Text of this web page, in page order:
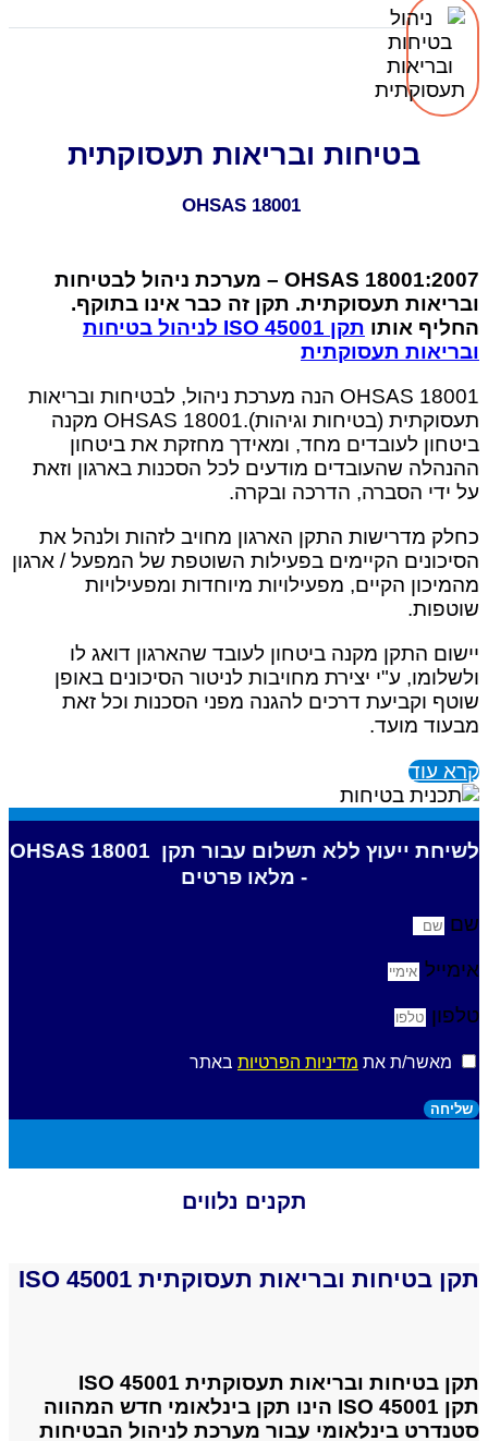
בטיחות ובריאות תעסוקתית
OHSAS 18001:2007 – מערכת ניהול לבטיחות
ובריאות תעסוקתית. תקן זה כבר אינו בתוקף.
החליף אותו
תקן ISO 45001 לניהול בטיחות
ובריאות תעסוקתית
OHSAS 18001 הנה מערכת ניהול, לבטיחות ובריאות
תעסוקתית (בטיחות וגיהות).OHSAS 18001 מקנה
ביטחון לעובדים מחד, ומאידך מחזקת את ביטחון
ההנהלה שהעובדים מודעים לכל הסכנות בארגון וזאת
על ידי הסברה, הדרכה ובקרה.
כחלק מדרישות התקן הארגון מחויב לזהות ולנהל את
הסיכונים הקיימים בפעילות השוטפת של המפעל / ארגון
מהמיכון הקיים, מפעילויות מיוחדות ומפעילויות
שוטפות.
יישום התקן מקנה ביטחון לעובד שהארגון דואג לו
ולשלומו, ע"י יצירת מחויבות לניטור הסיכונים באופן
שוטף וקביעת דרכים להגנה מפני הסכנות וכל זאת
מבעוד מועד.
קרא עוד
לשיחת ייעוץ ללא תשלום עבור תקן OHSAS 18001
- מלאו פרטים
שם
אימייל
טלפון
מאשר/ת את מדיניות הפרטיות באתר
שליחה
תקנים נלווים
תקן בטיחות ובריאות תעסוקתית ISO 45001
תקן בטיחות ובריאות תעסוקתית ISO 45001
תקן ISO 45001 הינו תקן בינלאומי חדש המהווה
סטנדרט בינלאומי עבור מערכת לניהול הבטיחות